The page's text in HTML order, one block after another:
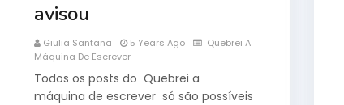
avisou
Giulia Santana 5 Years Ago
Quebrei A
Máquina De Escrever
Todos os posts do Quebrei a
máquina de escrever só são possíveis